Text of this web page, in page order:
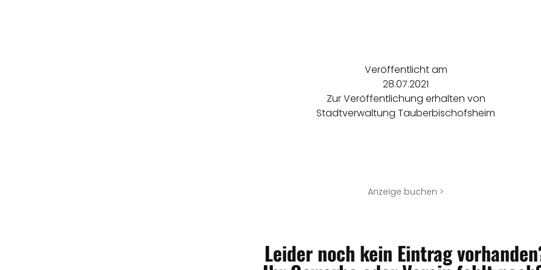
Veröffentlicht am
28.07.2021
Zur Veröffentlichung erhalten von
Stadtverwaltung Tauberbischofsheim
Anzeige buchen >
Leider noch kein Eintrag